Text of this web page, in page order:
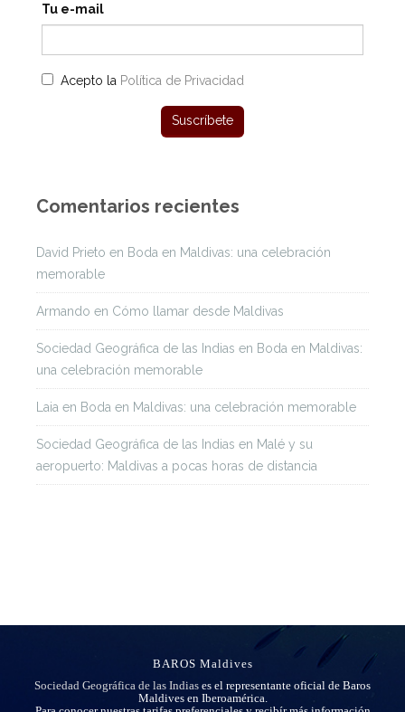
Tu e-mail
Acepto la Política de Privacidad
Comentarios recientes
David Prieto en Boda en Maldivas: una celebración
memorable
Armando en Cómo llamar desde Maldivas
Sociedad Geográfica de las Indias en Boda en Maldivas:
una celebración memorable
Laia en Boda en Maldivas: una celebración memorable
Sociedad Geográfica de las Indias en Malé y su
aeropuerto: Maldivas a pocas horas de distancia
BAROS Maldives
Sociedad Geográfica de las Indias es el representante oficial de Baros
Maldives en Iberoamérica.